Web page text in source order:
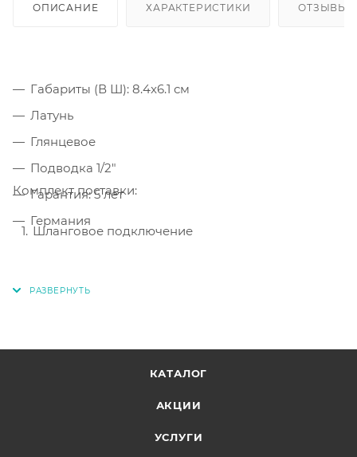
ОПИСАНИЕ ХАРАКТЕРИСТИКИ ОТЗЫВЫ
Габариты (В Ш): 8.4x6.1 см
Латунь
Глянцевое
Подводка 1/2"
Гарантия: 5 лет
Германия
Комплект поставки:
Шланговое подключение
КАТАЛОГ
АКЦИИ
УСЛУГИ